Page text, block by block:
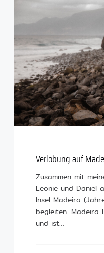
Verlobung auf
Zusammen mit
Leonie und Daniel
Insel Madeira
begleiten. Madeira
und ist…